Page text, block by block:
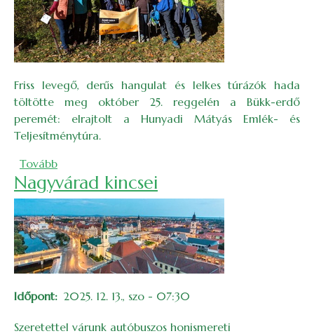
Friss levegő, derűs hangulat és lelkes túrázók hada
töltötte meg október 25. reggelén a Bükk-erdő
peremét: elrajtolt a Hunyadi Mátyás Emlék- és
Teljesítménytúra.
Tovább(Őzlábgomba, cickafark és az ereklyévé vált
Nagyvárad kincsei
Időpont 2025. 12. 13., szo - 07:30
Szeretettel várunk autóbuszos honismereti